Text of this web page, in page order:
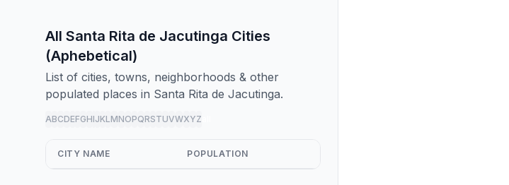
All Santa Rita de Jacutinga Cities
(Aphebetical)
List of cities, towns, neighborhoods & other
populated places in Santa Rita de Jacutinga.
ABCDEFGHIJKLMNOPQRSTUVWXYZ
CITY NAME POPULATION